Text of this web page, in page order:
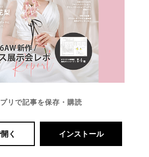
リで記事を保存・購読
く インストール